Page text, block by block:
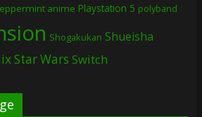
anime Playstation 5 polyband
Shogakukan Shueisha
Star Wars Switch